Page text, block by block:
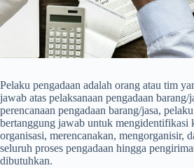
Pelaku pengadaan adalah orang atau tim
jawab atas pelaksanaan pengadaan barang/
perencanaan pengadaan barang/jasa,
bertanggung jawab untuk mengidentifikasi
organisasi, merencanakan, mengorganisir,
seluruh proses pengadaan hingga
dibutuhkan.